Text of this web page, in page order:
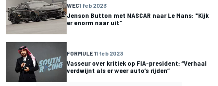
WEC1 feb 2023
Jenson Button met NASCAR naar Le Mans: "Kijk
er enorm naar uit"
FORMULE 11 feb 2023
Vasseur over kritiek op FIA-president: “Verhaal
verdwijnt als er weer auto’s rijden”